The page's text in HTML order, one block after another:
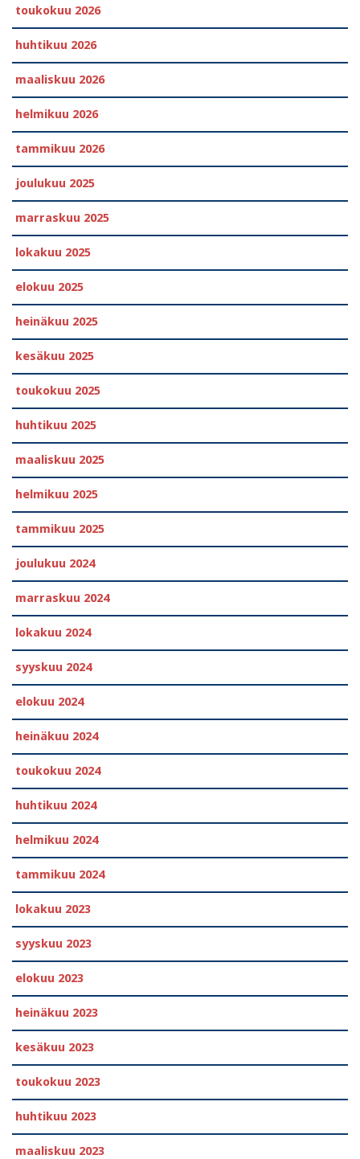
toukokuu 2026
huhtikuu 2026
maaliskuu 2026
helmikuu 2026
tammikuu 2026
joulukuu 2025
marraskuu 2025
lokakuu 2025
elokuu 2025
heinäkuu 2025
kesäkuu 2025
toukokuu 2025
huhtikuu 2025
maaliskuu 2025
helmikuu 2025
tammikuu 2025
joulukuu 2024
marraskuu 2024
lokakuu 2024
syyskuu 2024
elokuu 2024
heinäkuu 2024
toukokuu 2024
huhtikuu 2024
helmikuu 2024
tammikuu 2024
lokakuu 2023
syyskuu 2023
elokuu 2023
heinäkuu 2023
kesäkuu 2023
toukokuu 2023
huhtikuu 2023
maaliskuu 2023